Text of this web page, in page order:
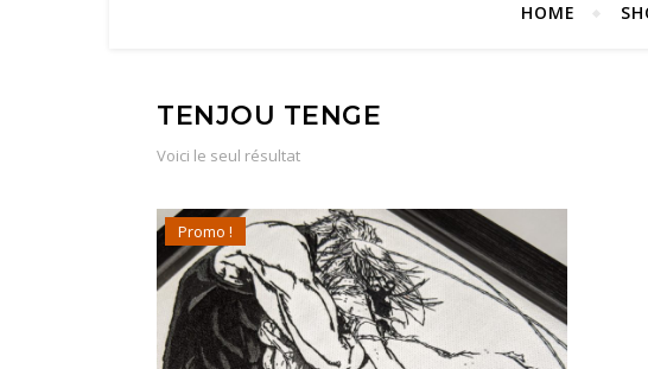
HOME
TENJOU TENGE
Voici le seul résultat
Promo !